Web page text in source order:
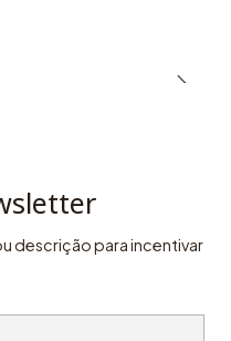
descrição para incentivar